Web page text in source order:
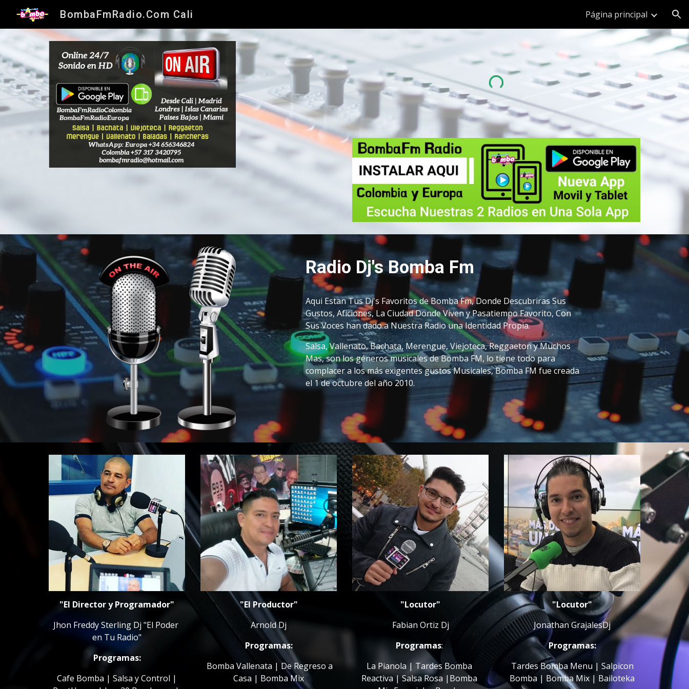
BombaFmRadio.Com Cali Página principal
Radio Dj's Bomba Fm
Aqui Estan Tus Dj's Favoritos de Bomba Fm, Donde Descubriras Sus
Gustos, Aficiones, La Ciudad Donde Viven y Pasatiempo Favorito, Con
Sus Voces han dado a Nuestra Radio una Identidad Propia.
Salsa, Vallenato, Bachata, Merengue, Viejoteca, Reggaeton y Muchos
Mas, son los géneros musicales de Bomba FM, lo tiene todo para
complacer a los más exigentes gustos Musicales, Bomba FM fue creada
el 1 de octubre del año 2010.
"El Director y Programador"
Jhon Freddy Sterling Dj "El Poder
en Tu Radio"
Programas:
"El Productor"
Arnold Dj
Programas:
Casa | Bomba Mix
"Locutor"
Fabian Ortiz Dj
Programas:
La Pianola | Tardes Bomba
Reactiva | Salsa Rosa |Bomba
"Locutor"
Jonathan GrajalesDj
Programas:
Bomba | Bomba Mix | Bailoteka